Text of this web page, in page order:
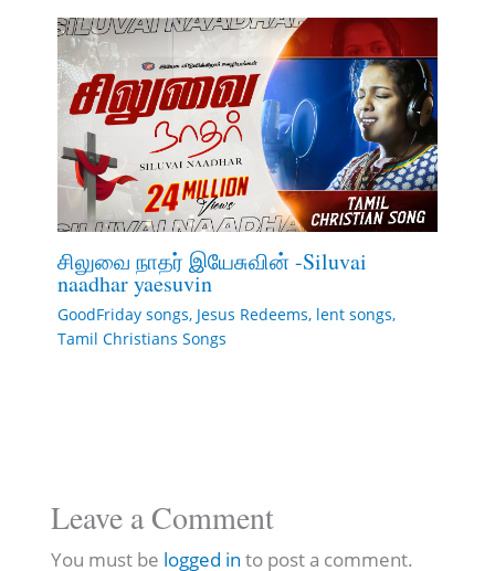
சிலுவை நாதர் இயேசுவின் -Siluvai
naadhar yaesuvin
GoodFriday songs, Jesus Redeems, lent songs,
Tamil Christians Songs
Leave a Comment
You must be logged in to post a comment.